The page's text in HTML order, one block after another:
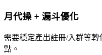
月代操 + 漏斗優化
需要穩定產出註冊/入群等
點。